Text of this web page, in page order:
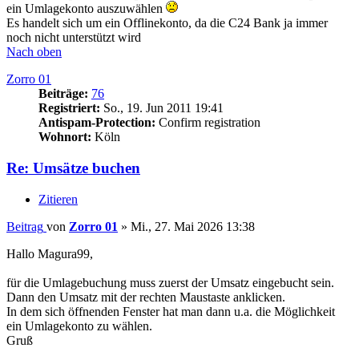
ein Umlagekonto auszuwählen
Es handelt sich um ein Offlinekonto, da die C24 Bank ja immer
noch nicht unterstützt wird
Nach oben
Zorro 01
Beiträge: 76
Registriert: So., 19. Jun 2011 19:41
Antispam-Protection: Confirm registration
Wohnort: Köln
Re: Umsätze buchen
Zitieren
Beitrag von Zorro 01 » Mi., 27. Mai 2026 13:38
Hallo Magura99,
für die Umlagebuchung muss zuerst der Umsatz eingebucht sein.
Dann den Umsatz mit der rechten Maustaste anklicken.
In dem sich öffnenden Fenster hat man dann u.a. die Möglichkeit
ein Umlagekonto zu wählen.
Gruß